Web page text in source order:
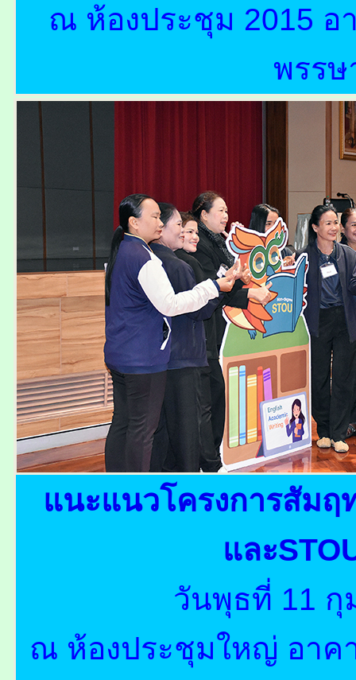
ณ ห้องประชุม 2015 อ
พรร
แนะแนวโครงการสัม
และ
วันพุธที่ 11 กุ
ณ ห้องประชุมใหญ่ อา